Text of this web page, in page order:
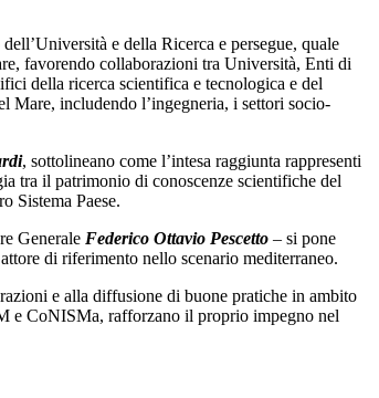
e della Ricerca e persegue, quale
favorendo collaborazioni tra Università, Enti di
della ricerca scientifica e tecnologica e del
Mare, includendo l’ingegneria, i settori socio-
, sottolineano come l’intesa raggiunta rappresenti
tra il patrimonio di conoscenze scientifiche del
Sistema Paese.
Generale Federico Ottavio Pescetto – si pone
di riferimento nello scenario mediterraneo.
e alla diffusione di buone pratiche in ambito
e CoNISMa, rafforzano il proprio impegno nel